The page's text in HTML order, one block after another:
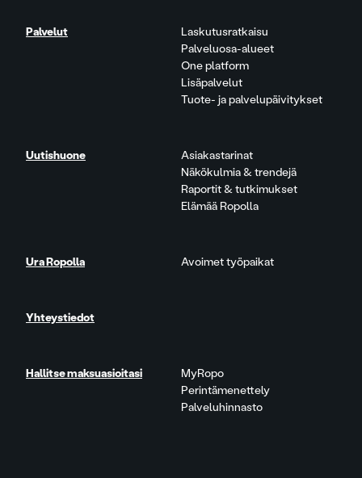
Palvelut
Laskutusratkaisu
Palveluosa-alueet
One platform
Lisäpalvelut
Tuote- ja palvelupäivitykset
Uutishuone
Asiakastarinat
Näkökulmia & trendejä
Raportit & tutkimukset
Elämää Ropolla
Ura Ropolla Avoimet työpaikat
Yhteystiedot
Hallitse maksuasioitasi
MyRopo
Perintämenettely
Palveluhinnasto